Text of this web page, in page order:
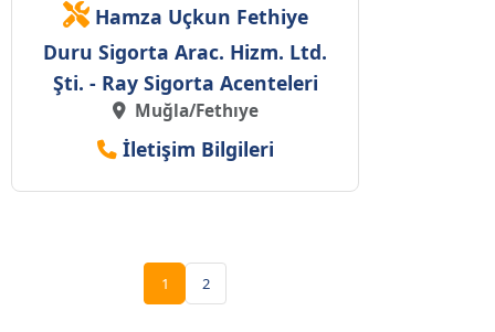
Hamza Uçkun Fethiye
Duru Sigorta Arac. Hizm. Ltd.
Şti. - Ray Sigorta Acenteleri
Muğla/Fethıye
İletişim Bilgileri
1 2